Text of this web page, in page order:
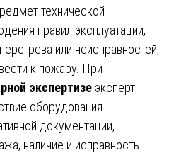
технической
правил эксплуатации,
или неисправностей,
к пожару. При
экспертизе эксперт
оборудования
документации,
наличие и исправность